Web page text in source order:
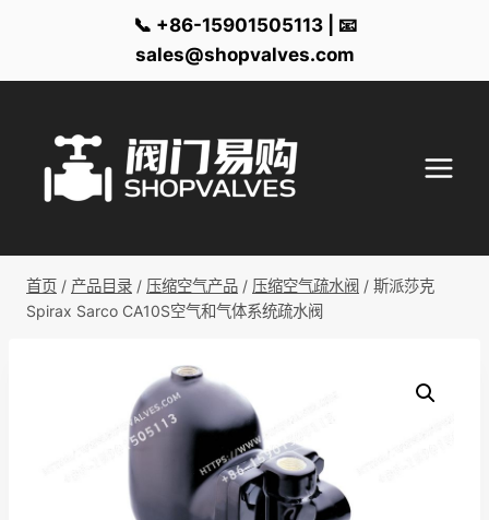
📞 +86-15901505113 | 📧
sales@shopvalves.com
首页 / 产品目录 / 压缩空气产品 / 压缩空气疏水阀 / 斯派莎克
Spirax Sarco CA10S空气和气体系统疏水阀